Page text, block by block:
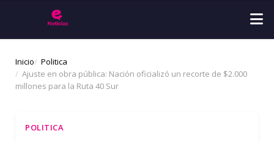
Inicio
Politica
Ajuste en obra pública: Nación oficializó un recorte de $2.000
millones para la Ruta 40 Sur
POLITICA